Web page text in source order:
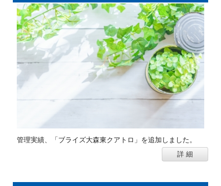
管理実績、「ブライズ大森東クアトロ」を追加しました。
詳 細